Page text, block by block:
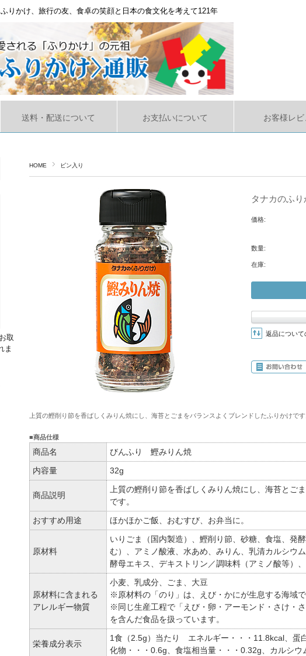
ふりかけ、旅行の友、食卓の笑顔と日本の食文化を考えて121年
送料・配送について お支払いについて お客様レビ
HOME ビン入り
タナカのふ
価格:
数量:
在庫:
返品について
上質の鰹削り節を香ばしくみりん焼にし、海苔とごまをバランスよくブレンドしたふりかけです
■商品仕様
商品名
びんふり 鰹みりん焼
内容量
32g
商品説明
上質の鰹削り節を香ばしくみりん焼にし、海苔とご
です。
おすすめ用途
ほかほかご飯、おむすび、お弁当に。
原材料
いりごま（国内製造）、鰹削り節、砂糖、食塩、発
む）、アミノ酸液、水あめ、みりん、乳清カルシウ
酵母エキス、デキストリン／調味料（アミノ酸等）
原材料に含まれる
アレルギー物質
小麦、乳成分、ごま、大豆
※原材料の「のり」は、えび・かにが生息する海域で
※同じ生産工程で「えび・卵・アーモンド・さけ・
を含んだ食品を扱っています。
栄養成分表示
1食（2.5g）当たり エネルギー・・・11.8kcal、蛋
化物・・・0.6g、食塩相当量・・・0.32g、カルシウ